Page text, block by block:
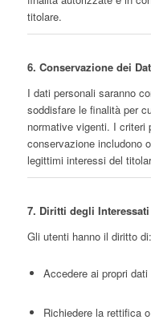
titolare.
6. Conservazione dei
I dati personali saranno
soddisfare le finalità per
normative vigenti. I criteri
conservazione includono
legittimi interessi del
7. Diritti degli Interessati
Gli utenti hanno il diritto di:
Accedere ai propri
Richiedere la rettifica